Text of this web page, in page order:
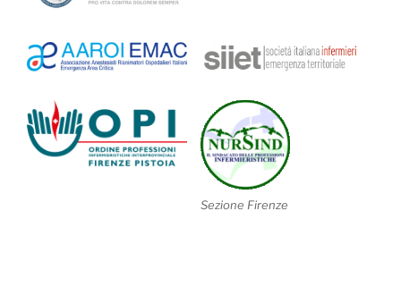
Sezione Firenze